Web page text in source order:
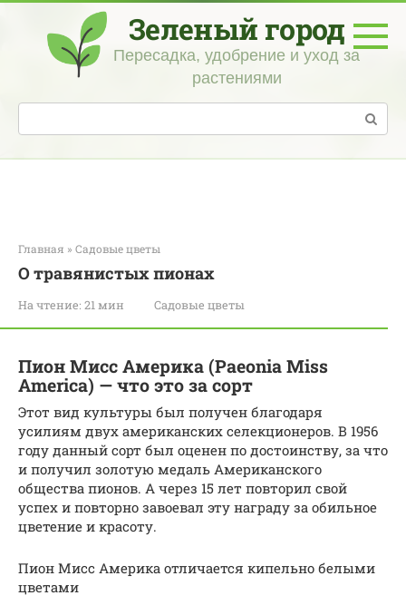
Перейти
контенту
Зеленый город
Пересадка, удобрение и уход за
растениями
Поиск:
Главная » Садовые цветы
О травянистых пионах
На чтение: 21 мин Садовые цветы
Пион Мисс Америка (Paeonia Miss
America) — что это за сорт
Этот вид культуры был получен благодаря
усилиям двух американских селекционеров. В 1956
году данный сорт был оценен по достоинству, за что
и получил золотую медаль Американского
общества пионов. А через 15 лет повторил свой
успех и повторно завоевал эту награду за обильное
цветение и красоту.
Пион Мисс Америка отличается кипельно белыми
цветами